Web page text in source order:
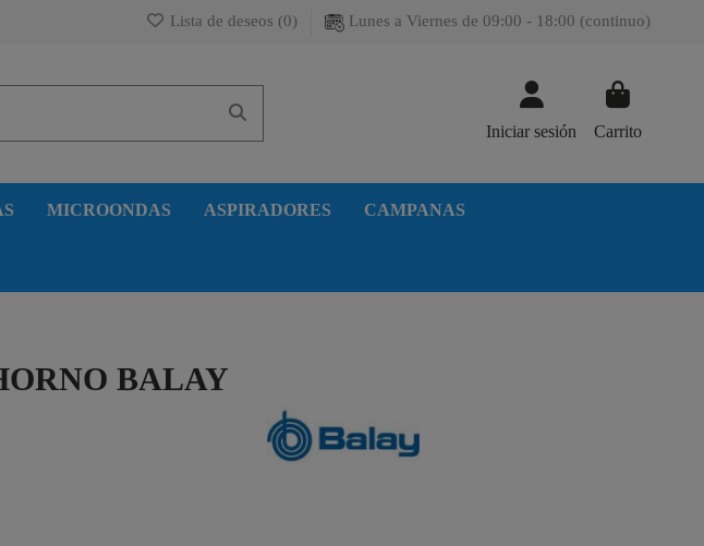
Lista de deseos (0) Lunes a Viernes de 09:00 - 18:00 (continuo)
Iniciar sesión Carrito
MICROONDAS ASPIRADORES CAMPANAS
BALAY